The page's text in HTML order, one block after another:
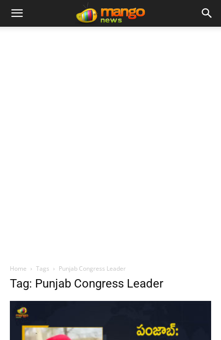
Home Tags Punjab Congress Leader
Tag: Punjab Congress Leader